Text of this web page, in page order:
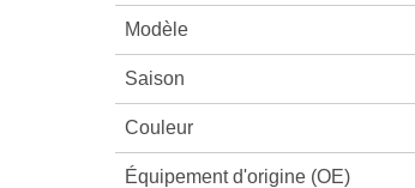
Modèle
Saison
Couleur
Équipement d'origine (OE)